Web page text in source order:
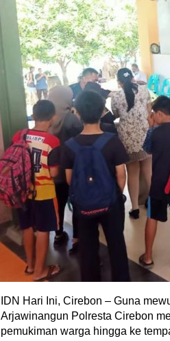
IDN Hari Ini, Cirebon – Guna
Arjawinangun Polresta Cirebon
pemukiman warga hingga ke